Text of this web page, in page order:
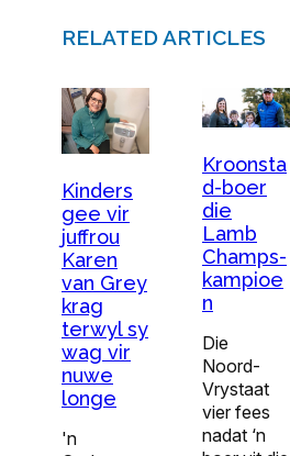
RELATED ARTICLES
Kinders
gee vir
juffrou
Karen
van Grey
krag
terwyl sy
wag vir
nuwe
longe
'n
Kroonsta
d-boer
die
Lamb
Champs-
kampioe
n
Die
Noord-
Vrystaat
vier fees
nadat ‘n